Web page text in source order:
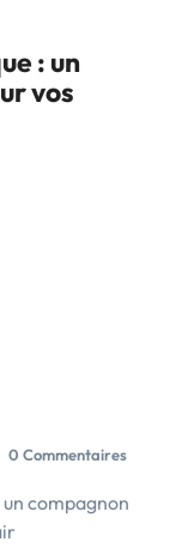
: un
vos
0 Commentaires
compagnon